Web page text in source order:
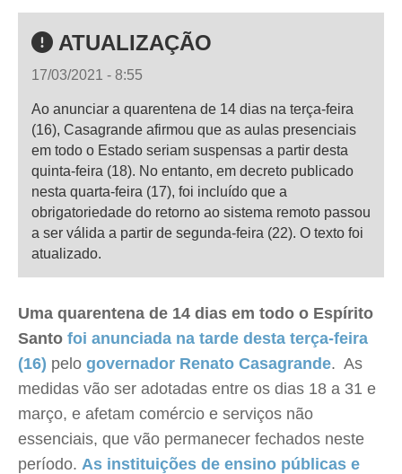
ATUALIZAÇÃO
17/03/2021 - 8:55
Ao anunciar a quarentena de 14 dias na terça-feira
(16), Casagrande afirmou que as aulas presenciais
em todo o Estado seriam suspensas a partir desta
quinta-feira (18). No entanto, em decreto publicado
nesta quarta-feira (17), foi incluído que a
obrigatoriedade do retorno ao sistema remoto passou
a ser válida a partir de segunda-feira (22). O texto foi
atualizado.
Uma quarentena de 14 dias em todo o Espírito
Santo foi anunciada na tarde desta terça-feira
(16) pelo governador Renato Casagrande. As
medidas vão ser adotadas entre os dias 18 a 31 e
março, e afetam comércio e serviços não
essenciais, que vão permanecer fechados neste
período. As instituições de ensino públicas e